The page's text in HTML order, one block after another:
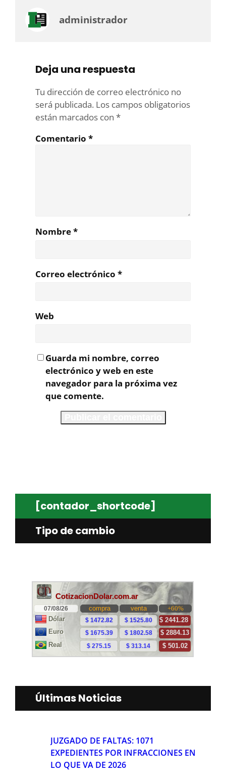
administrador
Deja una respuesta
Tu dirección de correo electrónico no
será publicada. Los campos obligatorios
están marcados con *
Comentario *
Nombre*
Correo electrónico *
Web
Guarda mi nombre, correo
electrónico y web en este
navegador para la próxima vez
que comente.
[contador_shortcode]
Tipo de cambio
Últimas Noticias
JUZGADO DE FALTAS: 1071
EXPEDIENTES POR INFRACCIONES EN
LO QUE VA DE 2026